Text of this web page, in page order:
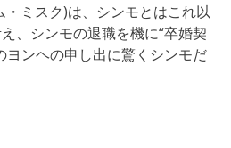
・ミスク)は、シンモとはこれ以
、シンモの退職を機に“卒婚契
ヨンヘの申し出に驚くシンモだ